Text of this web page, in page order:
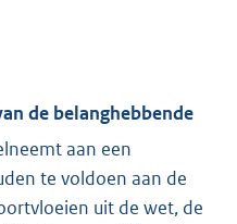
de belanghebbende
aan een
te voldoen aan de
uit de wet, de